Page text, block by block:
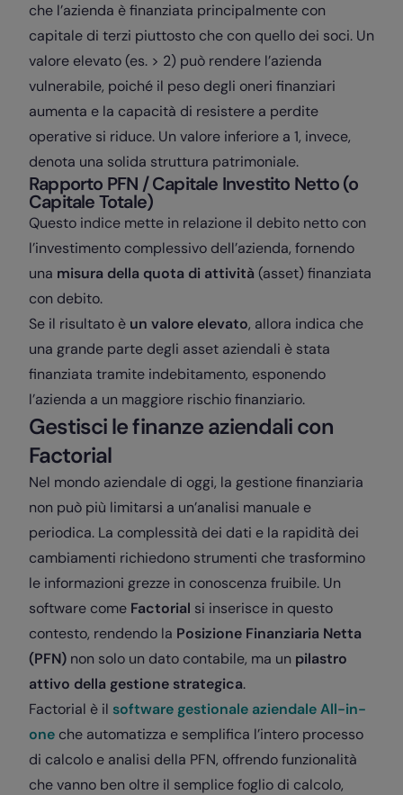
che l’azienda è finanziata principalmente con
capitale di terzi piuttosto che con quello dei soci. Un
valore elevato (es. > 2) può rendere l’azienda
vulnerabile, poiché il peso degli oneri finanziari
aumenta e la capacità di resistere a perdite
operative si riduce. Un valore inferiore a 1, invece,
denota una solida struttura patrimoniale.
Rapporto PFN / Capitale Investito Netto (o
Capitale Totale)
Questo indice mette in relazione il debito netto con
l’investimento complessivo dell’azienda, fornendo
una misura della quota di attività (asset) finanziata
con debito.
Se il risultato è un valore elevato, allora indica che
una grande parte degli asset aziendali è stata
finanziata tramite indebitamento, esponendo
l’azienda a un maggiore rischio finanziario.
Gestisci le finanze aziendali con
Factorial
Nel mondo aziendale di oggi, la gestione finanziaria
non può più limitarsi a un’analisi manuale e
periodica. La complessità dei dati e la rapidità dei
cambiamenti richiedono strumenti che trasformino
le informazioni grezze in conoscenza fruibile. Un
software come Factorial si inserisce in questo
contesto, rendendo la Posizione Finanziaria Netta
(PFN) non solo un dato contabile, ma un pilastro
attivo della gestione strategica.
Factorial è il software gestionale aziendale All-in-
one che automatizza e semplifica l’intero processo
di calcolo e analisi della PFN, offrendo funzionalità
che vanno ben oltre il semplice foglio di calcolo,